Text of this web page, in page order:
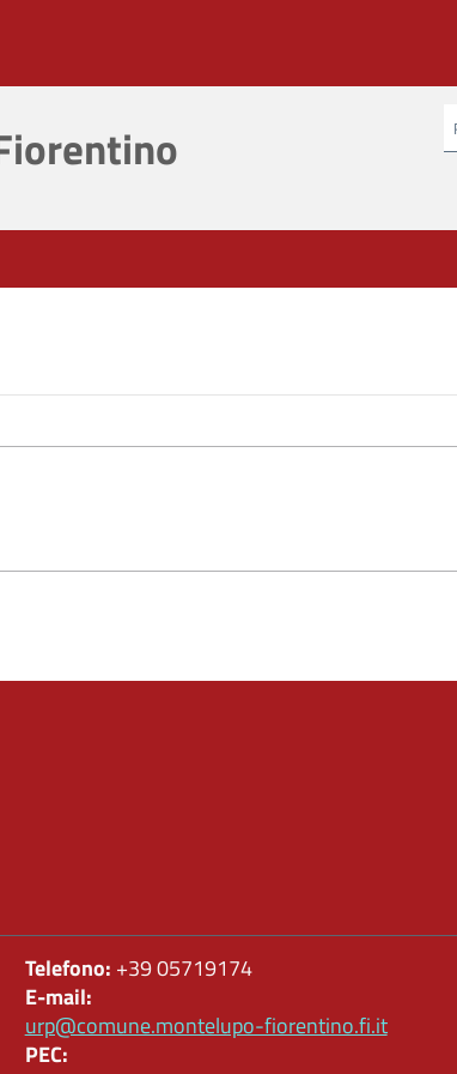
Telefono: +39 05719174
E-mail:
urp@comune.montelupo-fiorentino.fi.it
PEC: